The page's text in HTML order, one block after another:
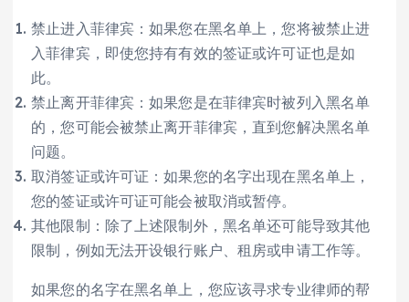
禁止进入菲律宾：如果您在黑名单上，您将被禁止进
入菲律宾，即使您持有有效的签证或许可证也是如
此。
禁止离开菲律宾：如果您是在菲律宾时被列入黑名单
的，您可能会被禁止离开菲律宾，直到您解决黑名单
问题。
取消签证或许可证：如果您的名字出现在黑名单上，
您的签证或许可证可能会被取消或暂停。
其他限制：除了上述限制外，黑名单还可能导致其他
限制，例如无法开设银行账户、租房或申请工作等。
如果您的名字在黑名单上，您应该寻求专业律师的帮